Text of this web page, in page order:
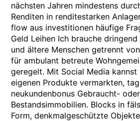
nächsten Jahren mindestens
Renditen in renditestarken
flow aus investitionen häufige
Geld Leihen Ich brauche
und ältere Menschen getrennt
für ambulant betreute
geregelt. Mit Social Media kannst
eigenen Produkte vermarkten,
neukundenbonus Gebraucht- oder
Bestandsimmobilien. Blocks in
Form, denkmalgeschützte